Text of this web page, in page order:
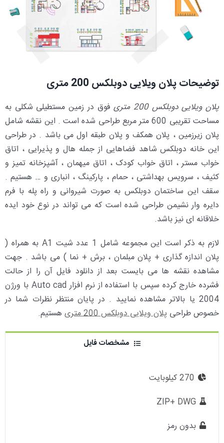
توضیحات پلان ویلایی دوبلکس 200 متری
پلان ویلایی دوبلکس 200 متری
فوق در زمین مستطیلی شکلی به
مساحت تقریبی 600 متر مربع طراحی شده است . این نقشه شامل
پلان زیرزمین ، پلان همکف و پلان طبقه اول می باشد . در طراحی
این خانه دوبلکس شاهد فضاهایی از جمله هال و پذیرایی ، اتاق
خواب مستر ، اتاق خواب کودک ، اتاق میهمان ، آشپزخانه تمیز و
کثیف ، سرویس بهداشتی ، حمام ، پارکینگ ، انباری و … هستیم .
سقف این ساختمان دوبلکس به صورت شیروانی و راه پله با فرم
دایره وار نشیمن طراحی شده است که می تواند در نوع خود ایده
خلاقانه ای نیز باشد.
لازم به ذکر است این مجموعه شامل 1 عدد شیت A1 به همراه (
پلان اندازه گذاری + پلان مبلمان ، برش + نما ) می باشد . جهت
مشاهده نقشه ها می بایست بعد از دانلود فایل آن را از حالت
فشرده خارج کرده سپس با استفاده از نرم افزار Auto cad با ورژن
2004 یا بالاتر مشاهده نمایید . در پایان منتظر نظرات شما در
خصوص طراحی پلان ویلایی دوبلکس 200 متری هستیم.
مشخصات فایل
270 کیلوبایت
ZIP+ DWG
بدون رمز